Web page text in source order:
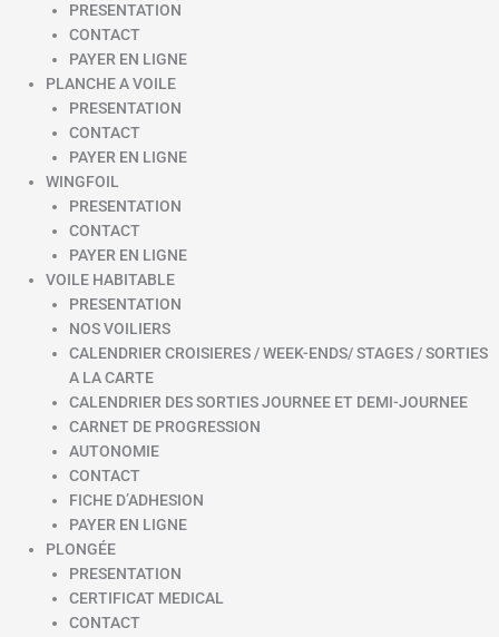
PRESENTATION
CONTACT
PAYER EN LIGNE
PLANCHE A VOILE
PRESENTATION
CONTACT
PAYER EN LIGNE
WINGFOIL
PRESENTATION
CONTACT
PAYER EN LIGNE
VOILE HABITABLE
PRESENTATION
NOS VOILIERS
CALENDRIER CROISIERES / WEEK-ENDS/ STAGES / SORTIES
A LA CARTE
CALENDRIER DES SORTIES JOURNEE ET DEMI-JOURNEE
CARNET DE PROGRESSION
AUTONOMIE
CONTACT
FICHE D’ADHESION
PAYER EN LIGNE
PLONGÉE
PRESENTATION
CERTIFICAT MEDICAL
CONTACT